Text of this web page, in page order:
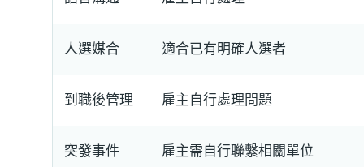
人選媒合 適合已有明確人選者
到職後管理 雇主自行處理問題
突發事件 雇主需自行聯繫相關單位